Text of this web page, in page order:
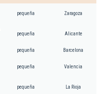
pequeña Zaragoza
pequeña Alicante
pequeña Barcelona
pequeña Valencia
pequeña La Rioja